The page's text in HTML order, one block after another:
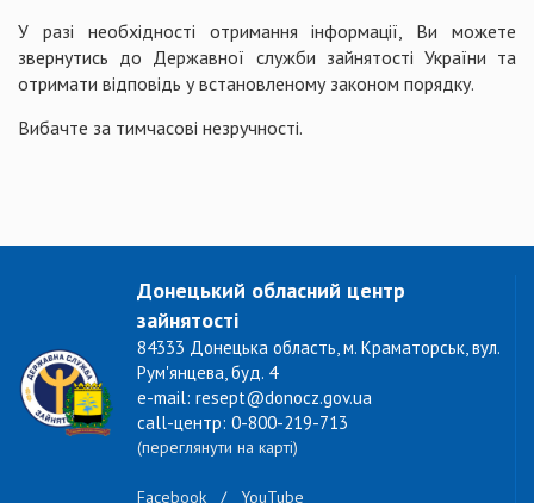
У разі необхідності отримання інформації, Ви можете
звернутись до Державної служби зайнятості України та
отримати відповідь у встановленому законом порядку.
Вибачте за тимчасові незручності.
Донецький обласний центр
зайнятості
84333 Донецька область, м. Краматорськ, вул.
Рум'янцева, буд. 4
e-mail: resept@donocz.gov.ua
call-центр: 0-800-219-713
(переглянути на карті)
Facebook / YouTube